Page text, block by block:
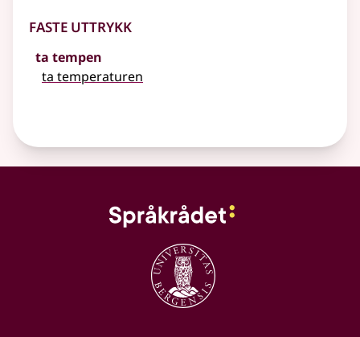
Faste uttrykk
ta tempen
ta temperaturen